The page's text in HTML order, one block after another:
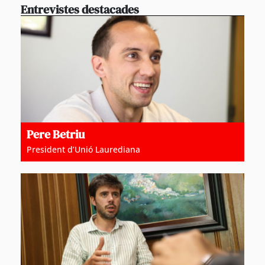
Entrevistes destacades
Pere Betriu
President d’Unió Laurediana